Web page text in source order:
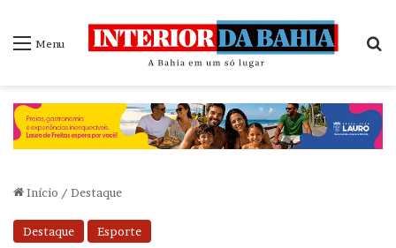
Menu
Início / Destaque
Destaque Esporte